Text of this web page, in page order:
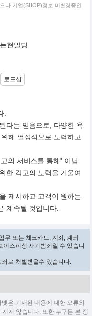
나 기업(SHOP)정보 미변경중인
현빌딩
로드샵
.
다는 믿음으로, 다양한 욕
해 열정적으로 노력하고
의 서비스를 통해" 이념
한 각고의 노력을 기울여
제시하고 고객이 원하는
계속될 것입니다.
무 또는 체크카드, 계좌, 계좌
스피싱 사기범죄일 수 있습니
로 처벌받을수 있습니다.
은 기재된 내용에 대한 오류와
지 않습니다. 또한 누구든 본 정